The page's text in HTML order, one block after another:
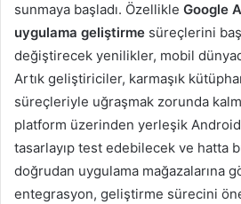
sunmaya başladı. Özellikle Google
uygulama geliştirme süreçlerini
değiştirecek yenilikler, mobil
Artık geliştiriciler, karmaşık
süreçleriyle uğraşmak zorunda
platform üzerinden yerleşik Android
tasarlayıp test edebilecek ve hatta
doğrudan uygulama mağazalarına
entegrasyon, geliştirme sürecini